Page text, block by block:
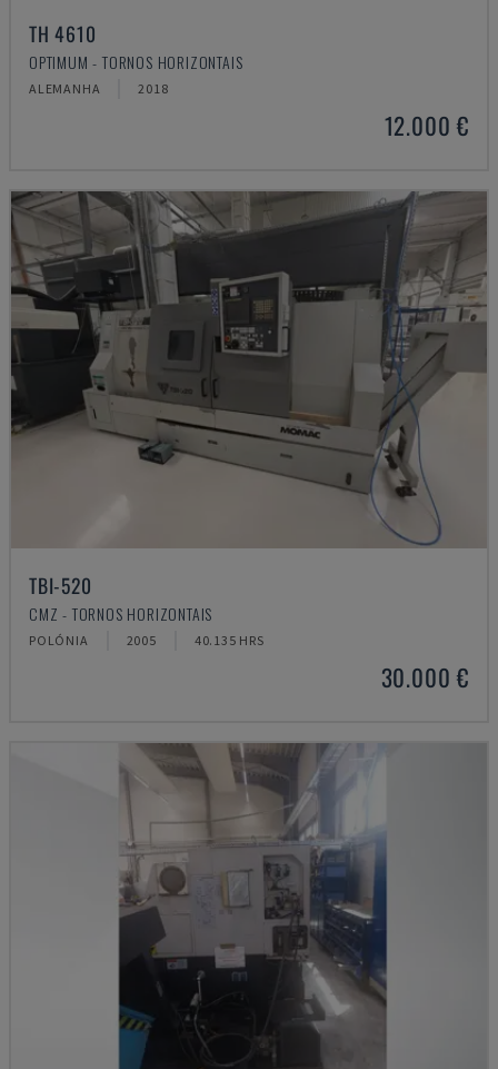
TH 4610
OPTIMUM - TORNOS HORIZONTAIS
ALEMANHA 2018
12.000 €
TBI-520
CMZ - TORNOS HORIZONTAIS
POLÓNIA 2005 40.135 HRS
30.000 €